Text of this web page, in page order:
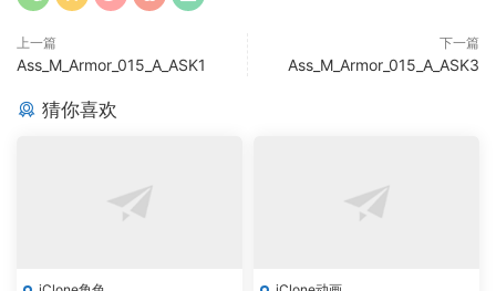
上一篇
Ass_M_Armor_015_A_ASK1
下一篇
Ass_M_Armor_015_A_ASK3
猜你喜欢